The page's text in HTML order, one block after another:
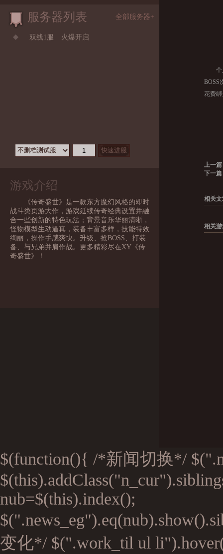
服务器列表 全部服务器+
双线1服 火爆开启
游戏介绍
《传奇盛世》是一款东方魔幻风格的即时
战斗类页游大作，游戏延续传奇经典设置并融
合一些创新的特色玩法；背景音乐华丽清晰，
怪物模型生动逼真，装备丰富多样，技能特效
绚丽，操作手感爽快。升级、抢BOSS、打装
备、与兄弟并肩作战。更多精彩尽在XY《传
奇盛世》！
个
BOSS
花费
上一
下一
相关
相关
$(function(){ /*新闻切换*/
nub=$(this).index();
变化*/ $(".work_til ul